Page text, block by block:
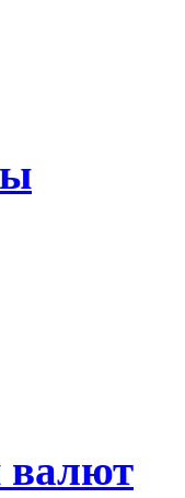
валют